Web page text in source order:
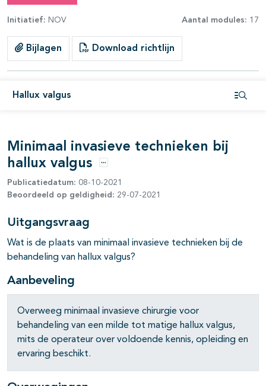
Initiatief: NOV Aantal modules: 17
Bijlagen Download richtlijn
Hallux valgus
open- en dichtklappen
open- en dichtklappen
open- en dichtklappen
Minimaal invasieve technieken bij
hallux valgus
Opties
Publicatiedatum: 08-10-2021
Beoordeeld op geldigheid: 29-07-2021
Uitgangsvraag
Wat is de plaats van minimaal invasieve technieken bij de
behandeling van hallux valgus?
Aanbeveling
Overweeg minimaal invasieve chirurgie voor
behandeling van een milde tot matige hallux valgus,
mits de operateur over voldoende kennis, opleiding en
ervaring beschikt.